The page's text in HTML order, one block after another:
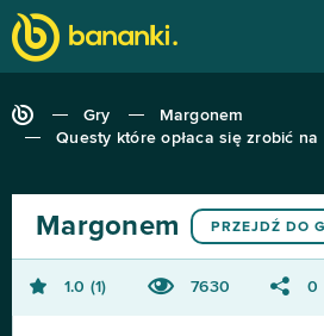
Gry
Margonem
Questy które opłaca się zrobić na
PRZEJDŹ DO
Margonem
1.0 1 7630 0